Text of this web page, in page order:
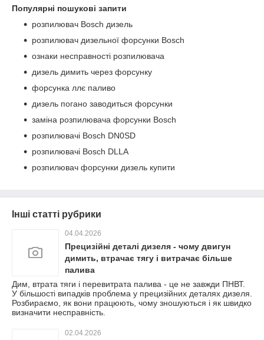
Популярні пошукові запити
розпилювач Bosch дизель
розпилювач дизельної форсунки Bosch
ознаки несправності розпилювача
дизель димить через форсунку
форсунка ллє паливо
дизель погано заводиться форсунки
заміна розпилювача форсунки Bosch
розпилювачі Bosch DN0SD
розпилювачі Bosch DLLA
розпилювач форсунки дизель купити
Інші статті рубрики
04.04.2026
Прецизійні деталі дизеля - чому двигун
димить, втрачає тягу і витрачає більше
палива
Дим, втрата тяги і перевитрата палива - це не завжди ПНВТ.
У більшості випадків проблема у прецизійних деталях дизеля.
Розбираємо, як вони працюють, чому зношуються і як швидко
визначити несправність.
02.04.2026